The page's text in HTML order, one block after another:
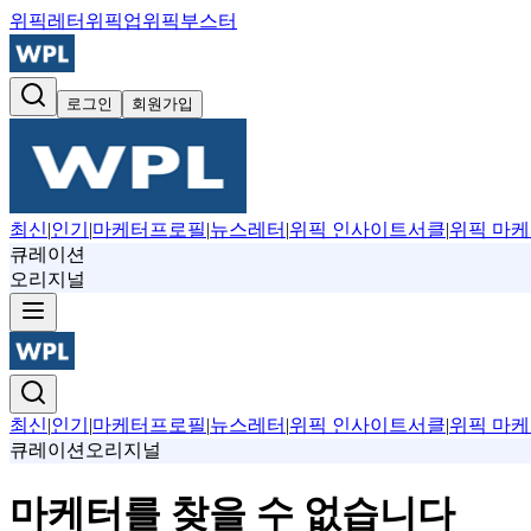
위픽레터 위픽업위픽부스터
로그인 회원가입
최신|인기 |마케터프로필|뉴스레터 |위픽 인사이트서클|위픽 마케
큐레이션
오리지널
최신|인기 |마케터프로필|뉴스레터 |위픽 인사이트서클|위픽 마케
큐레이션 오리지널
마케터를 찾을 수 없습니다